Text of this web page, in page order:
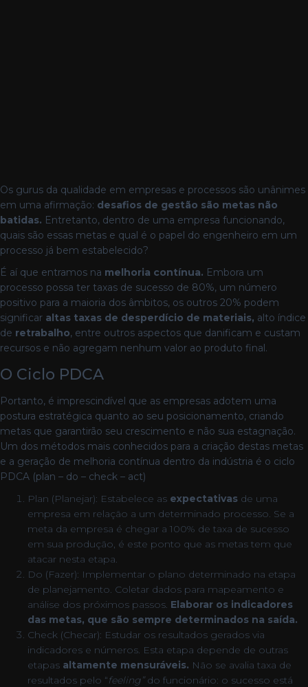
Os gurus da qualidade em empresas e processos são unânimes
em uma afirmação: desafios de gestão são metas não
batidas. Entretanto, dentro de uma empresa funcionando,
quais são essas metas e qual é o papel do engenheiro em um
processo já bem estabelecido?
É aí que entramos na melhoria contínua. Embora um
processo possa ter taxas de sucesso de 80%, um número
positivo para a maioria dos âmbitos, os outros 20% podem
significar altas taxas de desperdício de materiais, alto índice
de retrabalho, entre outros aspectos que danificam e custam
recursos e não agregam nenhum valor ao produto final.
O Ciclo PDCA
Portanto, é imprescindível que as empresas adotem uma
postura estratégica quanto ao seu posicionamento, criando
metas que garantirão seu crescimento e não sua estagnação.
Um dos métodos mais conhecidos para a criação destas metas
e a geração de melhoria contínua dentro da indústria é o ciclo
PDCA (plan – do – check – act)
Plan (Planejar): Estabelece as expectativas de uma
empresa em relação a um determinado processo. Se a
meta da empresa é chegar a 100% de taxa de sucesso
em sua produção, é este ponto que as metas tem que
atacar nesta etapa.
Do (Fazer): Implementar o plano determinado na etapa
de planejamento. Coletar dados para mapeamento e
análise dos próximos passos. Elaborar os indicadores
das metas, que são sempre determinados na saída.
Check (Checar): Estudar os resultados gerados via
indicadores e números. Esta etapa depende de outras
etapas altamente mensuráveis. Não se avalia taxa de
resultados pelo “feeling”do funcionário: o sucesso está